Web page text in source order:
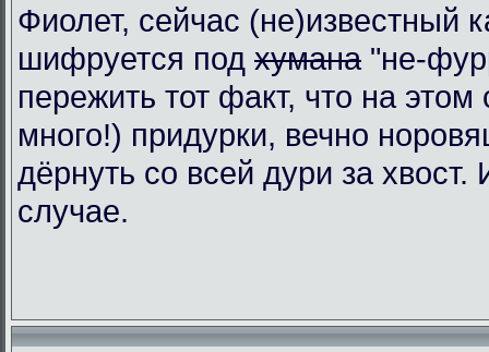
Фиолет, сейчас (не)известный
шифруется под хумана "не-
пережить тот факт, что на этом
много!) придурки, вечно
дёрнуть со всей дури за
случае.